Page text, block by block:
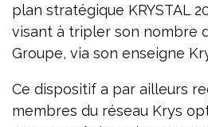
plan stratégique KRYSTAL
visant à tripler son nombre
Groupe, via son enseigne
Ce dispositif a par ailleurs
membres du réseau Krys